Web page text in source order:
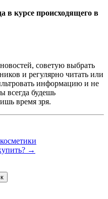
в курсе происходящего в
советую выбрать
и регулярно читать или
информацию и не
всегда будешь
время зря.
→